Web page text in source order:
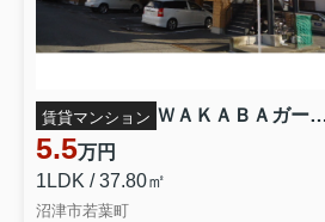
賃貸マンション ＷＡＫＡＢＡガーデンＨ
5.5万円
1LDK / 37.80㎡
沼津市若葉町